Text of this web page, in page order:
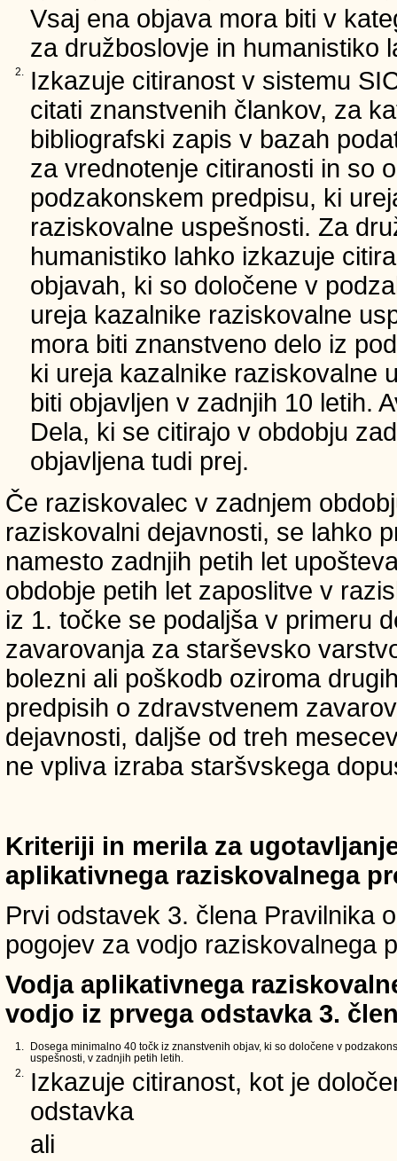
Vsaj ena objava mora biti v
za družboslovje in humanistiko
2.
Izkazuje citiranost v sistemu
citati znanstvenih člankov, za
bibliografski zapis v bazah
za vrednotenje citiranosti in so
podzakonskem predpisu, ki
raziskovalne uspešnosti. Za
humanistiko lahko izkazuje
objavah, ki so določene v
ureja kazalnike raziskovalne
mora biti znanstveno delo iz
ki ureja kazalnike raziskovalne
biti objavljen v zadnjih 10 letih.
Dela, ki se citirajo v obdobju
objavljena tudi prej.
Če raziskovalec v zadnjem
raziskovalni dejavnosti, se lahko
namesto zadnjih petih let
obdobje petih let zaposlitve v
iz 1. točke se podaljša v primeru
zavarovanja za starševsko
bolezni ali poškodb oziroma
predpisih o zdravstvenem
dejavnosti, daljše od treh
ne vpliva izraba staršvskega
Kriteriji in merila za
aplikativnega raziskovalnega
Prvi odstavek 3. člena Pravilnika
pogojev za vodjo raziskovalnega
Vodja aplikativnega
vodjo iz prvega odstavka 3.
1.
Dosega minimalno 40 točk iz znanstvenih objav, ki so določene v
uspešnosti, v zadnjih petih letih.
2.
Izkazuje citiranost, kot je
odstavka
ali